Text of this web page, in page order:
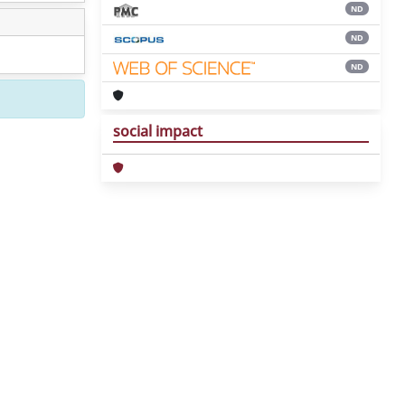
ND
ND
ND
social impact